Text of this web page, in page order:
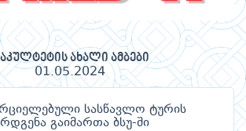
ახალი ამბები
01.05.2024
სასწავლო ტურის
გაიმართა ბსუ-ში